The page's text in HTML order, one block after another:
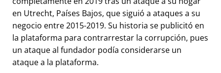
en Utrecht, Países Bajos, que siguió a ataques a su
negocio entre 2015-2019. Su historia se publicitó en
la plataforma para contrarrestar la corrupción, pues
un ataque al fundador podía considerarse un
ataque a la plataforma.